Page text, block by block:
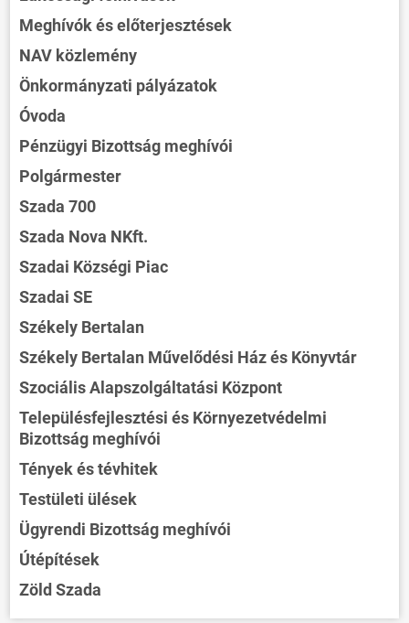
Meghívók és előterjesztések
NAV közlemény
Önkormányzati pályázatok
Óvoda
Pénzügyi Bizottság meghívói
Polgármester
Szada 700
Szada Nova NKft.
Szadai Községi Piac
Szadai SE
Székely Bertalan
Székely Bertalan Művelődési Ház és Könyvtár
Szociális Alapszolgáltatási Központ
Településfejlesztési és Környezetvédelmi
Bizottság meghívói
Tények és tévhitek
Testületi ülések
Ügyrendi Bizottság meghívói
Útépítések
Zöld Szada